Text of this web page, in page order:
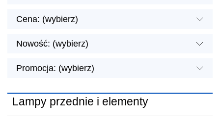
Cena: (wybierz)
Nowość: (wybierz)
Promocja: (wybierz)
Lampy przednie i elementy